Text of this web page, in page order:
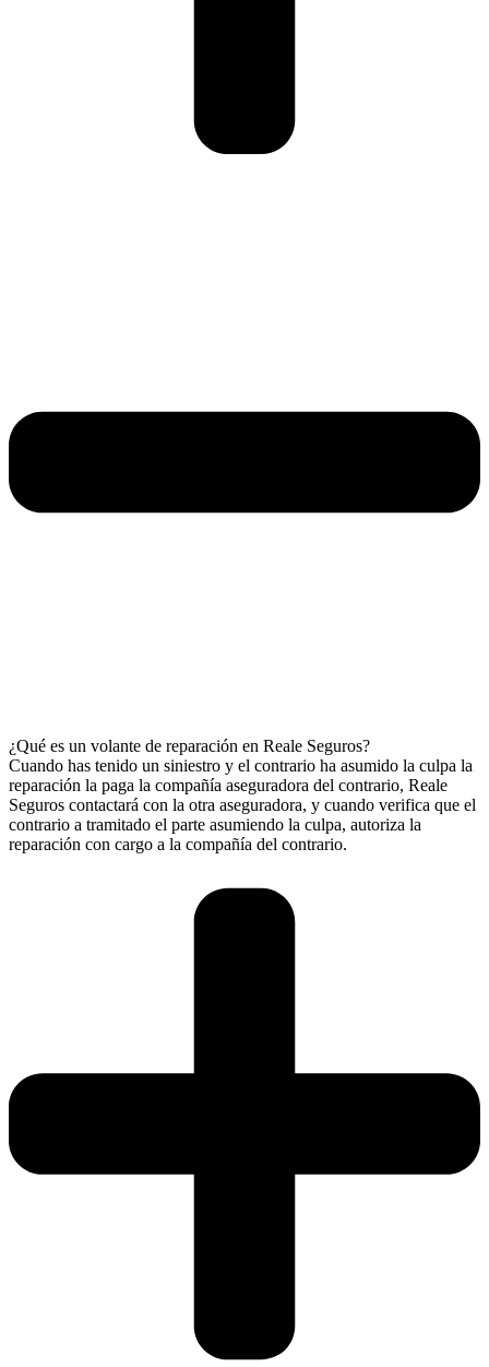
¿Qué es un volante de reparación en Reale Seguros?
Cuando has tenido un siniestro y el contrario ha asumido la culpa la
reparación la paga la compañía aseguradora del contrario, Reale
Seguros contactará con la otra aseguradora, y cuando verifica que el
contrario a tramitado el parte asumiendo la culpa, autoriza la
reparación con cargo a la compañía del contrario.